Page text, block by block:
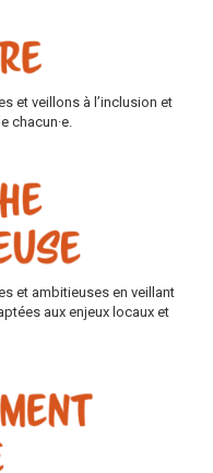
et veillons à l’inclusion et
chacun·e.
et ambitieuses en veillant
aux enjeux locaux et